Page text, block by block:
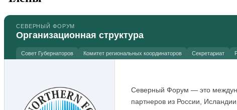
СЕВЕРНЫЙ ФОРУМ
Организационная структура
Совет Губернаторов Комитет региональных координаторов Секретариат
Северный Форум — это
партнеров из России,